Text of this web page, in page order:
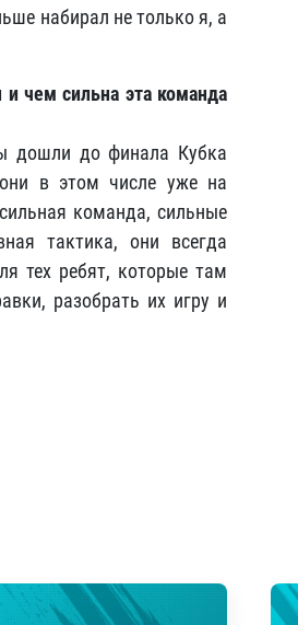
набирал не только я, а
чем сильна эта команда
дошли до финала Кубка
в этом числе уже на
команда, сильные
тактика, они всегда
тех ребят, которые там
разобрать их игру и